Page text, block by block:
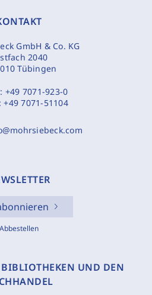
GmbH & Co. KG
2040
Tübingen
+49 7071-923-0
+49 7071-51104
Abbestellen
BIBLIOTHEKEN UND DEN